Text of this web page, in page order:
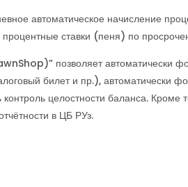
автоматическое начисление
ставки (пеня) по
позволяет автоматически
билет и пр.), автоматически
целостности баланса.
в ЦБ РУз.